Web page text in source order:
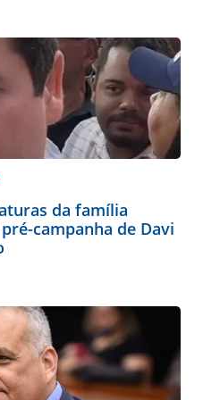
da família
campanha de Davi